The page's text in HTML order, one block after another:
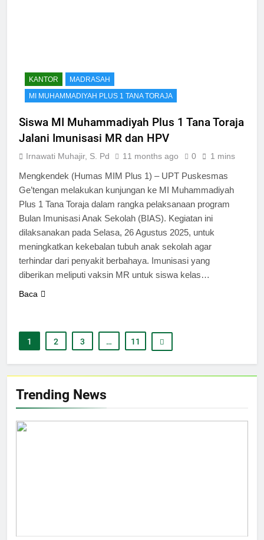
Trending News
KANTOR
MADRASAH
MI MUHAMMADIYAH PLUS 1 TANA TORAJA
Siswa MI Muhammadiyah Plus 1 Tana Toraja
Jalani Imunisasi MR dan HPV
Irnawati Muhajir, S. Pd 11 months ago 0 1 mins
Mengkendek (Humas MIM Plus 1) – UPT Puskesmas
Ge’tengan melakukan kunjungan ke MI Muhammadiyah
Plus 1 Tana Toraja dalam rangka pelaksanaan program
Bulan Imunisasi Anak Sekolah (BIAS). Kegiatan ini
dilaksanakan pada Selasa, 26 Agustus 2025, untuk
meningkatkan kekebalan tubuh anak sekolah agar
terhindar dari penyakit berbahaya. Imunisasi yang
diberikan meliputi vaksin MR untuk siswa kelas…
Baca
1 2 3 … 11